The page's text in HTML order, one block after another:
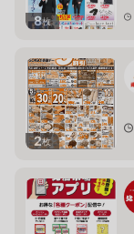
8枚
2枚